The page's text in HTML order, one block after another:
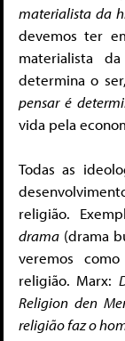
materialista da
devemos ter
materialista
determina o
pensar é
vida pela
Todas as
religião.
drama (drama
veremos
religião. Marx:
Religion den
religião faz o